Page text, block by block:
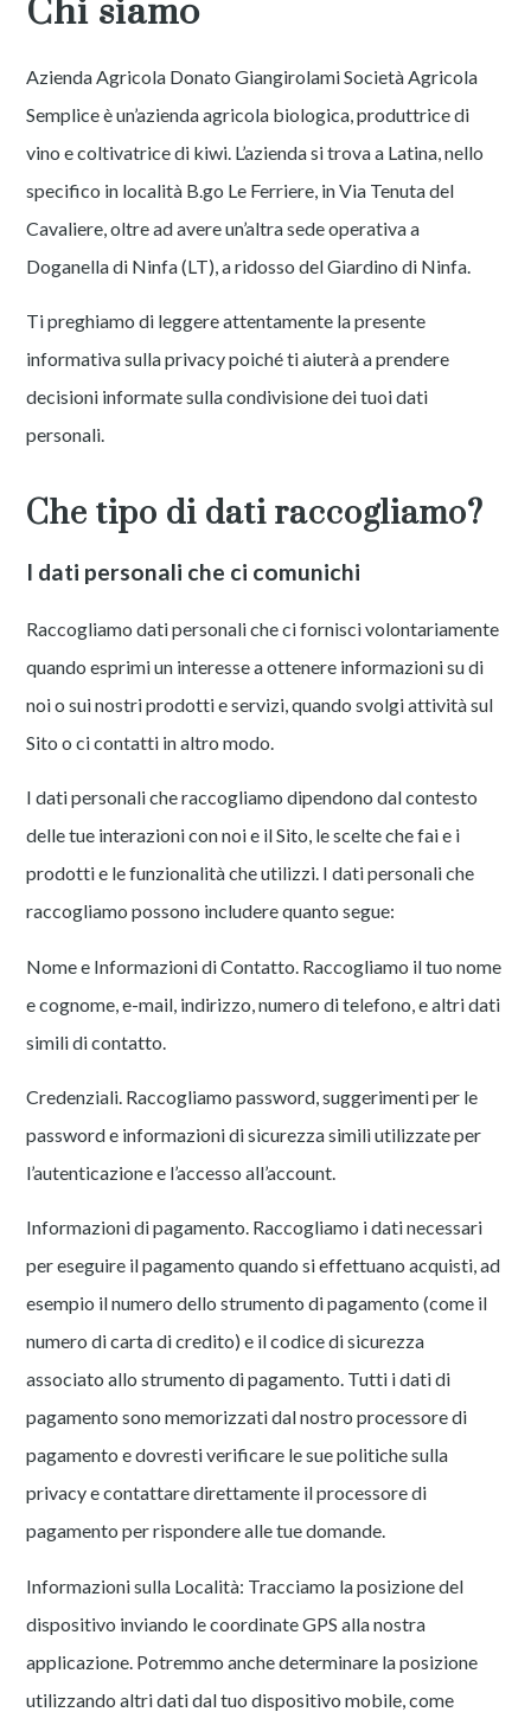
Chi siamo
Azienda Agricola Donato Giangirolami Società Agricola
Semplice è un’azienda agricola biologica, produttrice di
vino e coltivatrice di kiwi. L’azienda si trova a Latina, nello
specifico in località B.go Le Ferriere, in Via Tenuta del
Cavaliere, oltre ad avere un’altra sede operativa a
Doganella di Ninfa (LT), a ridosso del Giardino di Ninfa.
Ti preghiamo di leggere attentamente la presente
informativa sulla privacy poiché ti aiuterà a prendere
decisioni informate sulla condivisione dei tuoi dati
personali.
Che tipo di dati raccogliamo?
I dati personali che ci comunichi
Raccogliamo dati personali che ci fornisci volontariamente
quando esprimi un interesse a ottenere informazioni su di
noi o sui nostri prodotti e servizi, quando svolgi attività sul
Sito o ci contatti in altro modo.
I dati personali che raccogliamo dipendono dal contesto
delle tue interazioni con noi e il Sito, le scelte che fai e i
prodotti e le funzionalità che utilizzi. I dati personali che
raccogliamo possono includere quanto segue:
Nome e Informazioni di Contatto. Raccogliamo il tuo nome
e cognome, e-mail, indirizzo, numero di telefono, e altri dati
simili di contatto.
Credenziali. Raccogliamo password, suggerimenti per le
password e informazioni di sicurezza simili utilizzate per
l’autenticazione e l’accesso all’account.
Informazioni di pagamento. Raccogliamo i dati necessari
per eseguire il pagamento quando si effettuano acquisti, ad
esempio il numero dello strumento di pagamento (come il
numero di carta di credito) e il codice di sicurezza
associato allo strumento di pagamento. Tutti i dati di
pagamento sono memorizzati dal nostro processore di
pagamento e dovresti verificare le sue politiche sulla
privacy e contattare direttamente il processore di
pagamento per rispondere alle tue domande.
Informazioni sulla Località: Tracciamo la posizione del
dispositivo inviando le coordinate GPS alla nostra
applicazione. Potremmo anche determinare la posizione
utilizzando altri dati dal tuo dispositivo mobile, come